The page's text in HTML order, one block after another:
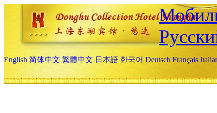
English 简体中文 繁體中文 日本語 한국어 Deutsch Français